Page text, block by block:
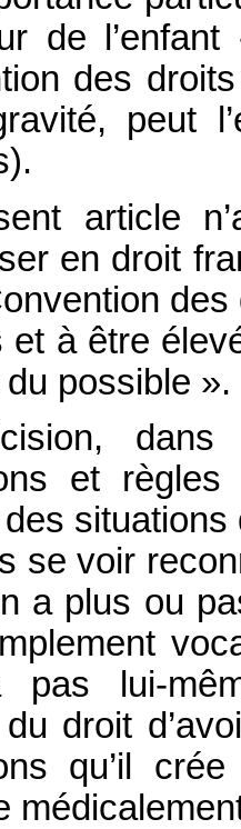
de
des
peut
article
en droit
et à être
possible ».
et
situations
se voir
a plus ou
pas lui-
du droit
qu’il